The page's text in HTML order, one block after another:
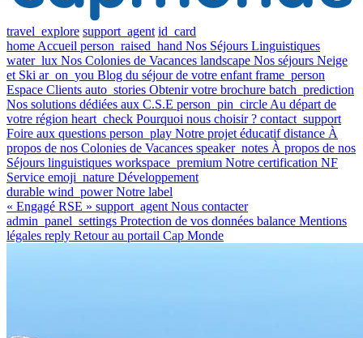
travel_explore support_agent id_card
homeAccueil person_raised_hand Nos Séjours Linguistiques
water_lux Nos Colonies de Vacances landscape Nos séjours Neige
et Ski ar_on_you Blog du séjour de votre enfant frame_person
Espace Clients auto_stories Obtenir votre brochure batch_prediction
Nos solutions dédiées aux C.S.E person_pin_circleAu départ de
votre région heart_check Pourquoi nous choisir ? contact_support
Foire aux questions person_play Notre projet éducatif distance À
propos de nos Colonies de Vacances speaker_notes À propos de nos
Séjours linguistiques workspace_premium Notre certification NF
Service emoji_nature Développement
durable wind_power Notre label
« Engagé RSE » support_agent Nous contacter
admin_panel_settings Protection de vos données balance Mentions
légales reply Retour au portail Cap Monde